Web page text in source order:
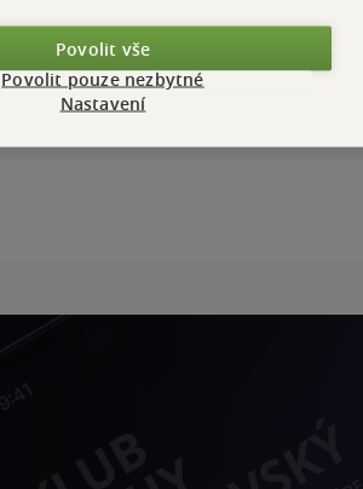
Povolit vše
Povolit pouze nezbytné
Nastavení